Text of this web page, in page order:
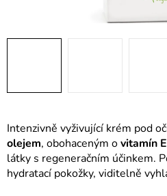
Intenzivně vyživující krém pod
olejem, obohaceným ovitamín E
látky s regeneračním účinkem.
hydratací pokožky, viditelně